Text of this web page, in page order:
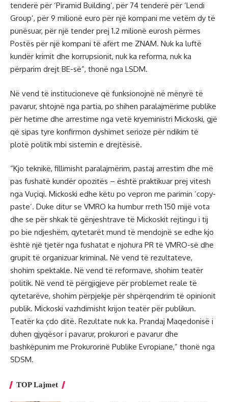
tenderë për ‘Piramid Building’, për 74 tenderë për ‘Lendi
Group’, për 9 milionë euro për një kompani me vetëm dy të
punësuar, për një tender prej 1.2 milionë eurosh përmes
Postës për një kompani të afërt me ZNAM. Nuk ka luftë
kundër krimit dhe korrupsionit, nuk ka reforma, nuk ka
përparim drejt BE-së”, thonë nga LSDM.
Në vend të institucioneve që funksionojnë në mënyrë të
pavarur, shtojnë nga partia, po shihen paralajmërime publike
për hetime dhe arrestime nga vetë kryeministri Mickoski, gjë
që sipas tyre konfirmon dyshimet serioze për ndikim të
plotë politik mbi sistemin e drejtësisë.
“Kjo teknikë, fillimisht paralajmërim, pastaj arrestim dhe më
pas fushatë kundër opozitës – është praktikuar prej vitesh
nga Vuçiqi. Mickoski edhe këtu po vepron me parimin ‘copy-
paste’. Duke ditur se VMRO ka humbur rreth 150 mijë vota
dhe se për shkak të gënjeshtrave të Mickoskit rejtingu i tij
po bie ndjeshëm, qytetarët mund të mendojnë se edhe kjo
është një tjetër nga fushatat e njohura PR të VMRO-së dhe
grupit të organizuar kriminal. Në vend të rezultateve,
shohim spektakle. Në vend të reformave, shohim teatër
politik. Në vend të përgjigjeve për problemet reale të
qytetarëve, shohim përpjekje për shpërqendrim të opinionit
publik. Mickoski vazhdimisht krijon teatër për publikun.
Teatër ka çdo ditë. Rezultate nuk ka. Prandaj Maqedonisë i
duhen gjyqësor i pavarur, prokurori e pavarur dhe
bashkëpunim me Prokurorinë Publike Evropiane,” thonë nga
SDSM.
TOP Lajmet